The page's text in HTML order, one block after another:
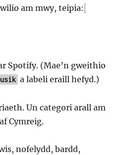
am mwy, teipia:
Spotify. (Mae’n gweithio
a labeli eraill hefyd.)
Un categori arall am
Cymreig.
nofelydd, bardd,